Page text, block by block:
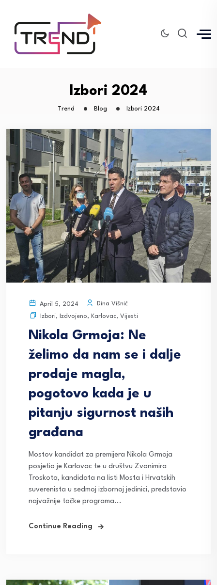
Izbori 2024
Trend Blog Izbori 2024
April 5, 2024
Dina Višnić
Izbori, Izdvojeno, Karlovac, Vijesti
Nikola Grmoja: Ne
želimo da nam se i dalje
prodaje magla,
pogotovo kada je u
pitanju sigurnost naših
građana
Mostov kandidat za premijera Nikola Grmoja
posjetio je Karlovac te u društvu Zvonimira
Troskota, kandidata na listi Mosta i Hrvatskih
suverenista u sedmoj izbornoj jedinici, predstavio
najvažnije točke programa...
Continue Reading